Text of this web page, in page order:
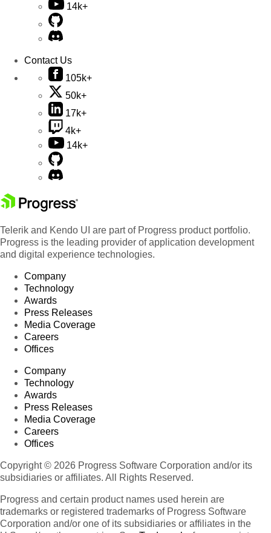
14k+
Contact Us
105k+
50k+
17k+
4k+
14k+
Telerik and Kendo UI are part of Progress product portfolio.
Progress is the leading provider of application development
and digital experience technologies.
Company
Technology
Awards
Press Releases
Media Coverage
Careers
Offices
Company
Technology
Awards
Press Releases
Media Coverage
Careers
Offices
Copyright © 2026 Progress Software Corporation and/or its
subsidiaries or affiliates. All Rights Reserved.
Progress and certain product names used herein are
trademarks or registered trademarks of Progress Software
Corporation and/or one of its subsidiaries or affiliates in the